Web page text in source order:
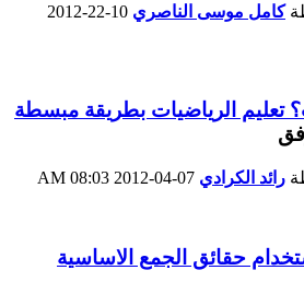
كامل موسى الناصري
تعليم الرياضيات بطريقة مبسطة
رائد الكرادي
08:03 AM
حقائق الجمع الاساسية